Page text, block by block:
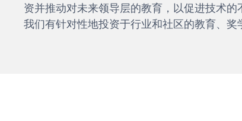
资并推动对未来领导层的教育，以促进技术的
我们有针对性地投资于行业和社区的教育、奖